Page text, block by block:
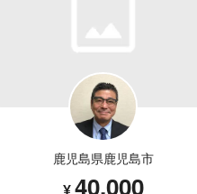
鹿児島県鹿児島市
40,000